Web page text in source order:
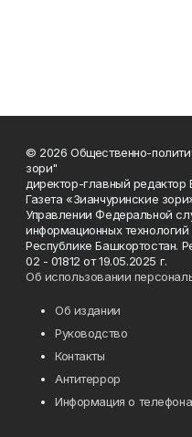
© 2026 Общественно-
зори"
директор-главный редактор
Газета «Зианчуринские
Управлении Федеральной
информационных
Республике Башкортостан.
02 - 01812 от 19.05.2025 г.
Об использовании
Об издании
Руководство
Контакты
Антитеррор
Информация о